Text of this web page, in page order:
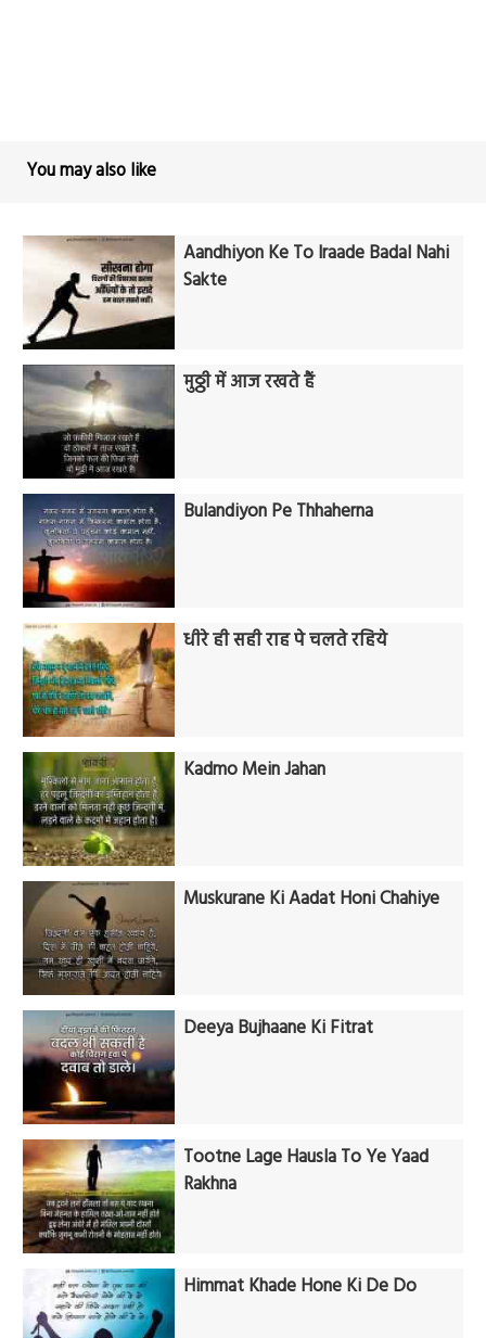
You may also like
Aandhiyon Ke To Iraade Badal Nahi
Sakte
मुठ्ठी में आज रखते हैं
Bulandiyon Pe Thhaherna
धीरे ही सही राह पे चलते रहिये
Kadmo Mein Jahan
Muskurane Ki Aadat Honi Chahiye
Deeya Bujhaane Ki Fitrat
Tootne Lage Hausla To Ye Yaad
Rakhna
Himmat Khade Hone Ki De Do